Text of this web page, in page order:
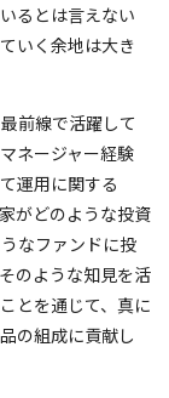
るとは言えない
いく余地は大き
前線で活躍して
ネージャー経験
運用に関する
がどのような投資
なファンドに投
のような知見を活
とを通じて、真に
の組成に貢献し